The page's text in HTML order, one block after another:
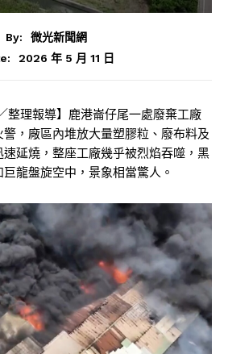
By:
微光新聞網
2026 年 5 月 11 日
整理報導】 鹿港崙仔尾一處廢棄工廠
，廠區內堆放大量塑膠粒、廢布料及
延燒，整座工廠幾乎被烈焰吞噬，黑
龍盤旋空中，景象相當驚人。